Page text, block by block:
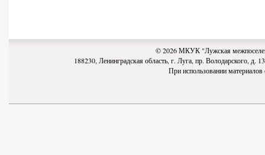
© 2026 МКУК "Лужская
188230, Ленинградская область, г. Луга, пр. Володарского,
При использовании материалов